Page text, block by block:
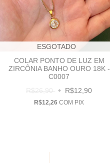
ESGOTADO
COLAR PONTO DE LUZ EM
ZIRCÔNIA BANHO OURO 18K -
C0007
R$26,90
R$12,90
R$12,26COM PIX